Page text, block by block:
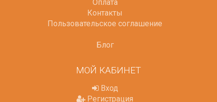
Оплата
Контакты
Пользовательское соглашение
Блог
МОЙ КАБИНЕТ
Вход
Регистрация